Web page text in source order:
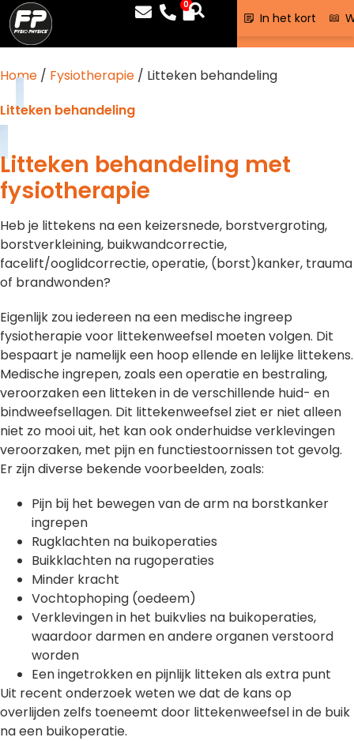
0
In het kort
Home / Fysiotherapie / Litteken behandeling
Litteken behandeling
Litteken behandeling met
fysiotherapie
Heb je littekens na een keizersnede, borstvergroting,
borstverkleining, buikwandcorrectie,
facelift/ooglidcorrectie, operatie, (borst)kanker, trauma
of brandwonden?
Eigenlijk zou iedereen na een medische ingreep
fysiotherapie voor littekenweefsel moeten volgen. Dit
bespaart je namelijk een hoop ellende en lelijke littekens.
Medische ingrepen, zoals een operatie en bestraling,
veroorzaken een litteken in de verschillende huid- en
bindweefsellagen. Dit littekenweefsel ziet er niet alleen
niet zo mooi uit, het kan ook onderhuidse verklevingen
veroorzaken, met pijn en functiestoornissen tot gevolg.
Er zijn diverse bekende voorbeelden, zoals:
Pijn bij het bewegen van de arm na borstkanker
ingrepen
Rugklachten na buikoperaties
Buikklachten na rugoperaties
Minder kracht
Vochtophoping (oedeem)
Verklevingen in het buikvlies na buikoperaties,
waardoor darmen en andere organen verstoord
worden
Een ingetrokken en pijnlijk litteken als extra punt
Uit recent onderzoek weten we dat de kans op
overlijden zelfs toeneemt door littekenweefsel in de buik
na een buikoperatie.